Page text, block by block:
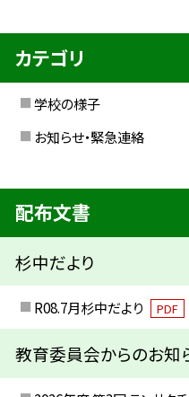
カテゴリ
学校の様子
お知らせ・緊急連絡
配布文書
杉中だより
R08.7月杉中だより PDF
教育委員会からのお知